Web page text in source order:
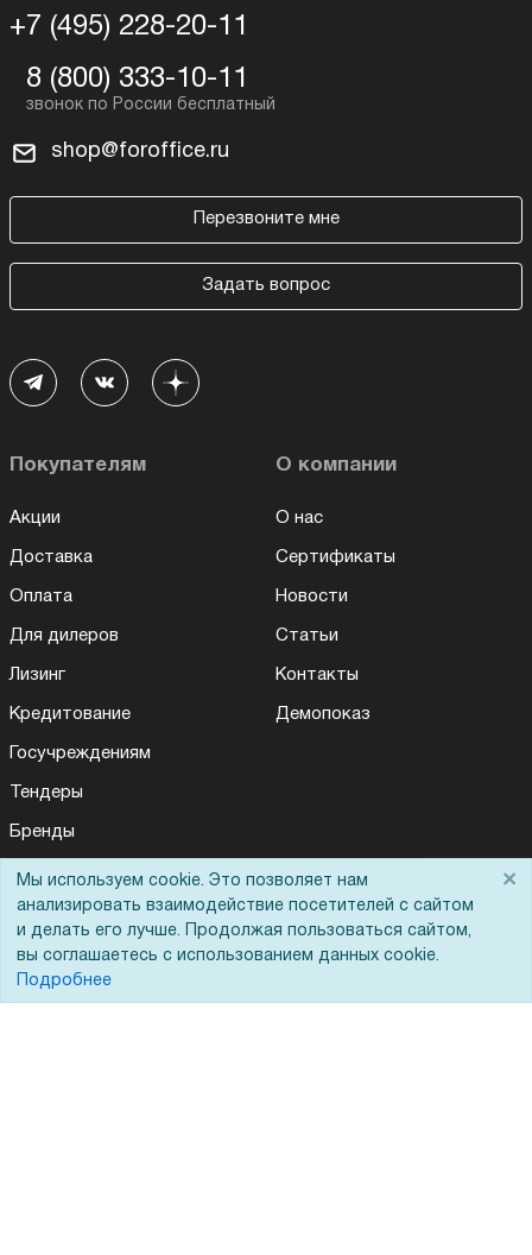
+7 (495) 228-20-11
8 (800) 333-10-11
shop@foroffice.ru
Перезвоните мне
Задать вопрос
Покупателям
Акции
Доставка
Оплата
Для дилеров
Лизинг
Кредитование
Госучреждениям
Тендеры
Бренды
ЭДО
О компании
О нас
Сертификаты
Новости
Статьи
Контакты
Демопоказ
Помощь
Мы используем cookie. Это позволяет нам
анализировать взаимодействие посетителей с сайтом
и делать его лучше. Продолжая пользоваться сайтом,
вы соглашаетесь с использованием данных cookie.
Подробнее
×
Для Вас доступно эксклюзивное приложение при
заказе этого товара
Получить скидку Не показывать